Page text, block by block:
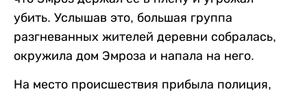
убить. Услышав это, большая группа
разгневанных жителей деревни собралась,
окружила дом Эмроза и напала на него.
На место происшествия прибыла полиция,